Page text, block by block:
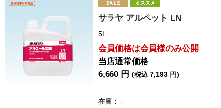
サラヤ アルペット LN
5L
会員価格は会員様のみ公開
当店通常価格
6,660 円(税込 7,193 円)
在庫： -